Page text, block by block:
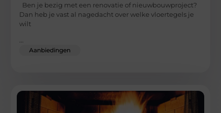
Ben je bezig met een renovatie of nieuwbouwproject?
Dan heb je vast al nagedacht over welke vloertegels je
wilt
...
Aanbiedingen